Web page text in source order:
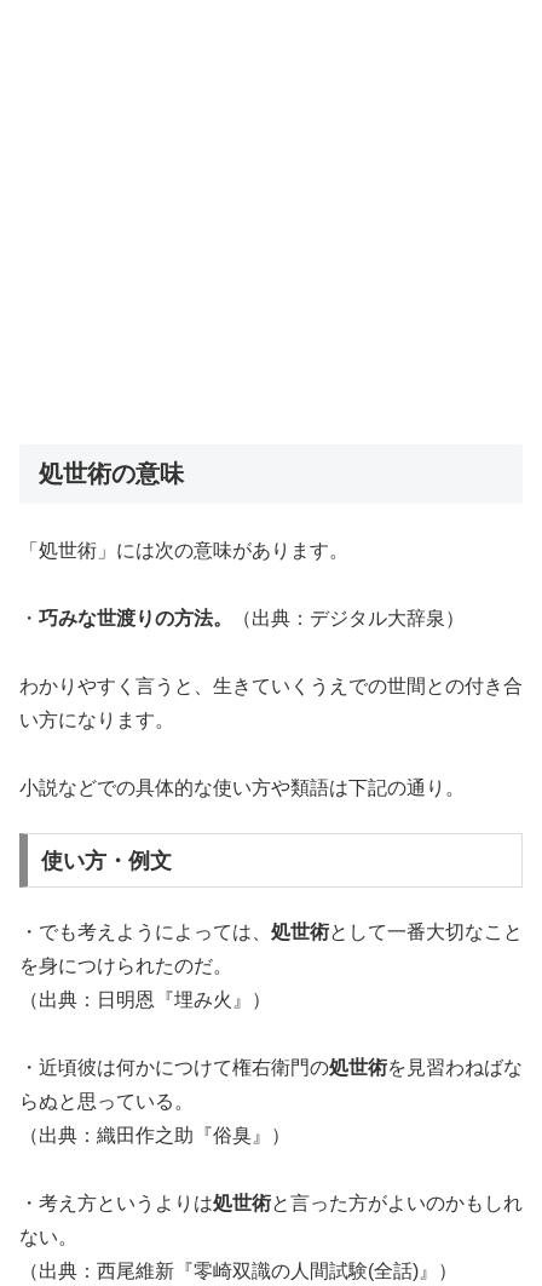
処世術の意味
「処世術」には次の意味があります。
・ 巧みな世渡りの方法。 （出典：デジタル大辞泉）
わかりやすく言うと、生きていくうえでの世間との付き合
い方になります。
小説などでの具体的な使い方や類語は下記の通り。
使い方・例文
・でも考えようによっては、 処世術として一番大切なこと
を身につけられたのだ。
（出典：日明恩『埋み火』）
・近頃彼は何かにつけて権右衛門の処世術を見習わねばな
らぬと思っている。
（出典：織田作之助『俗臭』）
・考え方というよりは処世術と言った方がよいのかもしれ
ない。
（出典：西尾維新『零崎双識の人間試験(全話)』）